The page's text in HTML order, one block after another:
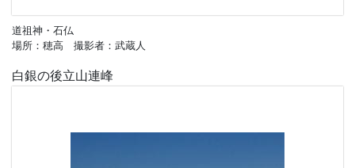
道祖神・石仏
場所：穂高 撮影者：武蔵人
白銀の後立山連峰